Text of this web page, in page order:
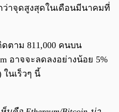
ว่าจุดสูงสุดในเดือนมีนาคมที่
ตาม 811,000 คนบน
อาจจะลดลงอย่างน้อย 5%
ในเร็วๆ นี้